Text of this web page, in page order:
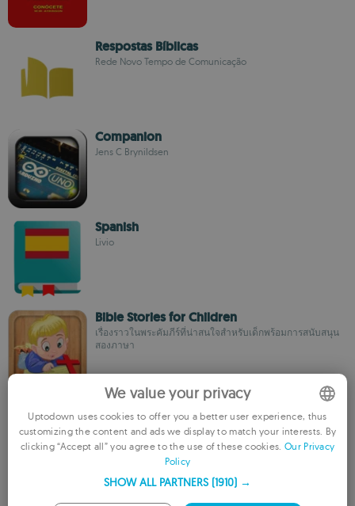
Respostas Bíblicas
Rede Novo Tempo de Comunicação
Companion
Jens C Brynildsen
Spanish
Livio
Bible Stories for Children
เรื่องราวในพระคัมภีร์ที่น่าสนใจสำหรับเด็กพร้อมการสนับสนุน
สองภาษา
Saliima Software
ENGLISH
We value your privacy
Uptodown uses cookies to offer you a better user experience, thus
customizing the content and ads we display to match your interests. By
clicking “Accept all” you agree to the use of these cookies. Our Privacy
Policy
SHOW ALL PARTNERS (1910) →